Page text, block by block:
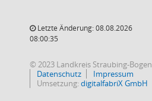
Letzte Änderung: 08.08.2026
08:00:35
© 2023 Landkreis Straubing-Bogen
Datenschutz
Impressum
Umsetzung:digitalfabriX GmbH